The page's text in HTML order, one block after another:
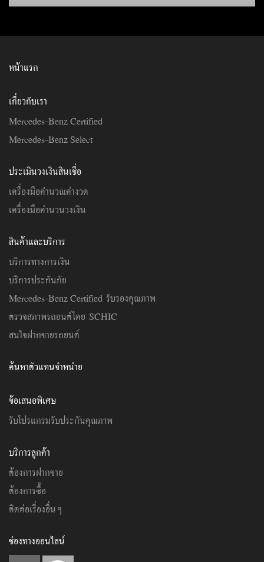
หน้าแรก
เกี่ยวกับเรา
Mercedes-Benz Certified
Mercedes-Benz Select
ประเมินวงเงินสินเชื่อ
เครื่องมือคำนวณค่างวด
เครื่องมือคำนวนวงเงิน
สินค้าและบริการ
บริการทางการเงิน
บริการประกันภัย
Mercedes-Benz Certified รับรองคุณภาพ
ตรวจสภาพรถยนต์โดย SCHIC
สนใจฝากขายรถยนต์
ค้นหาตัวแทนจำหน่าย
ข้อเสนอพิเศษ
รับโปรแกรมรับประกันคุณภาพ
บริการลูกค้า
ต้องการฝากขาย
ต้องการซื้อ
ติดต่อเรื่องอื่นๆ
ช่องทางออนไลน์